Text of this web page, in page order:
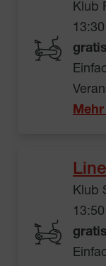
Klub
gratis
Klub
gratis